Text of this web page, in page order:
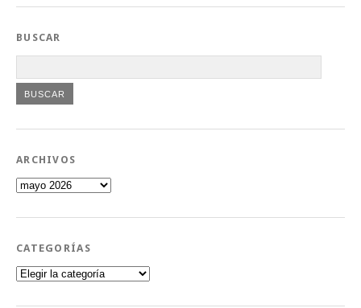
BUSCAR
ARCHIVOS
Archivos
CATEGORÍAS
Categorías